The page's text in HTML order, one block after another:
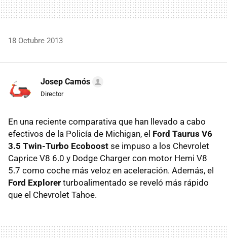
18 Octubre 2013
Josep Camós
Director
En una reciente comparativa que han llevado a cabo
efectivos de la Policía de Michigan, el Ford Taurus V6
3.5 Twin-Turbo Ecoboost se impuso a los Chevrolet
Caprice V8 6.0 y Dodge Charger con motor Hemi V8
5.7 como coche más veloz en aceleración. Además, el
Ford Explorer turboalimentado se reveló más rápido
que el Chevrolet Tahoe.